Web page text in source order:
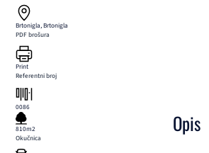
Brtonigla, Brtonigla
PDF brošura
Print
Referentni broj
0086
810m2
Okučnica
Opis